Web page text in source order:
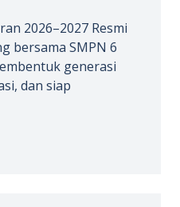
2026–2027 Resmi
bersama SMPN 6
generasi
dan siap